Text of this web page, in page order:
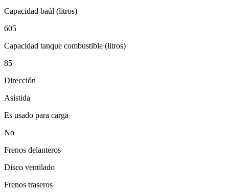
Capacidad baúl (litros)
605
Capacidad tanque combustible (litros)
85
Dirección
Asistida
Es usado para carga
No
Frenos delanteros
Disco ventilado
Frenos traseros